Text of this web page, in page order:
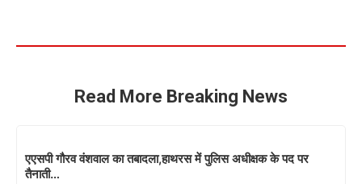
Read More Breaking News
एएसपी गौरव वंशवाल का तबादला,हाथरस में पुलिस अधीक्षक के पद पर
तैनाती…